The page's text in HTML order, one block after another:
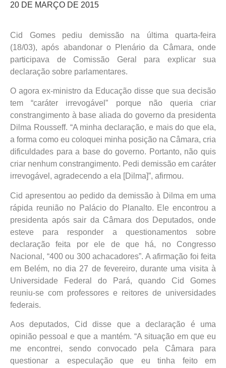
20 DE MARÇO DE 2015
Cid Gomes pediu demissão na última quarta-feira
(18/03), após abandonar o Plenário da Câmara, onde
participava de Comissão Geral para explicar sua
declaração sobre parlamentares.
O agora ex-ministro da Educação disse que sua decisão
tem “caráter irrevogável” porque não queria criar
constrangimento à base aliada do governo da presidenta
Dilma Rousseff. “A minha declaração, e mais do que ela,
a forma como eu coloquei minha posição na Câmara, cria
dificuldades para a base do governo. Portanto, não quis
criar nenhum constrangimento. Pedi demissão em caráter
irrevogável, agradecendo a ela [Dilma]”, afirmou.
Cid apresentou ao pedido da demissão à Dilma em uma
rápida reunião no Palácio do Planalto. Ele encontrou a
presidenta após sair da Câmara dos Deputados, onde
esteve para responder a questionamentos sobre
declaração feita por ele de que há, no Congresso
Nacional, “400 ou 300 achacadores”. A afirmação foi feita
em Belém, no dia 27 de fevereiro, durante uma visita à
Universidade Federal do Pará, quando Cid Gomes
reuniu-se com professores e reitores de universidades
federais.
Aos deputados, Cid disse que a declaração é uma
opinião pessoal e que a mantém. “A situação em que eu
me encontrei, sendo convocado pela Câmara para
questionar a especulação que eu tinha feito em